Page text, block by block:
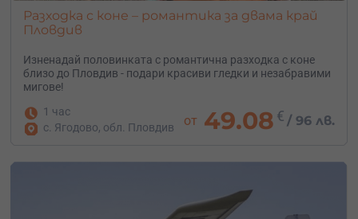
Разходка с коне – романтика за двама край
Пловдив
Изненадай половинката с романтична разходка с коне
близо до Пловдив - подари красиви гледки и незабравими
мигове!
1 час
с. Ягодово, обл. Пловдив
от 49.08 € /96 лв.